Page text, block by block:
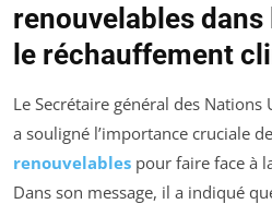
renouvelables
le réchauffement
Le Secrétaire général des Nations
a souligné l’importance cruciale
renouvelables pour faire face à
Dans son message, il a indiqué